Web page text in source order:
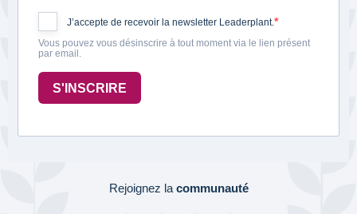
J’accepte de recevoir la newsletter Leaderplant.
Vous pouvez vous désinscrire à tout moment via le lien présent
par email.
S'INSCRIRE
Rejoignez la communauté